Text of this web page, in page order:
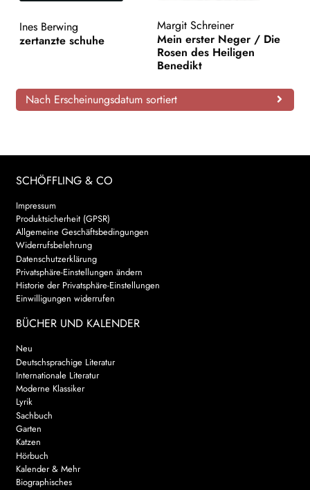
AKTUELLES
WEITERE VERLAGE
Ines Berwing
zertanzte schuhe
Margit Schreiner
Mein erster Neger / Die
Rosen des Heiligen
Benedikt
Nach Erscheinungsdatum sortiert
SCHÖFFLING & CO
Impressum
Produktsicherheit (GPSR)
Allgemeine Geschäftsbedingungen
Widerrufsbelehrung
Datenschutzerklärung
Privatsphäre-Einstellungen ändern
Historie der Privatsphäre-Einstellungen
Einwilligungen widerrufen
BÜCHER UND KALENDER
Neu
Deutschsprachige Literatur
Internationale Literatur
Moderne Klassiker
Lyrik
Sachbuch
Garten
Katzen
Hörbuch
Kalender & Mehr
Biographisches